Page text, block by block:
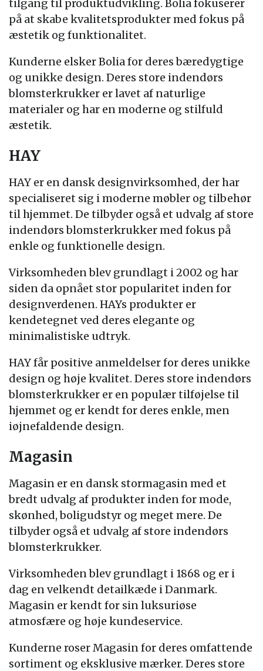
tilgang til produktudvikling. Bolia fokuserer
på at skabe kvalitetsprodukter med fokus på
æstetik og funktionalitet.
Kunderne elsker Bolia for deres bæredygtige
og unikke design. Deres store indendørs
blomsterkrukker er lavet af naturlige
materialer og har en moderne og stilfuld
æstetik.
HAY
HAY er en dansk designvirksomhed, der har
specialiseret sig i moderne møbler og tilbehør
til hjemmet. De tilbyder også et udvalg af store
indendørs blomsterkrukker med fokus på
enkle og funktionelle design.
Virksomheden blev grundlagt i 2002 og har
siden da opnået stor popularitet inden for
designverdenen. HAYs produkter er
kendetegnet ved deres elegante og
minimalistiske udtryk.
HAY får positive anmeldelser for deres unikke
design og høje kvalitet. Deres store indendørs
blomsterkrukker er en populær tilføjelse til
hjemmet og er kendt for deres enkle, men
iøjnefaldende design.
Magasin
Magasin er en dansk stormagasin med et
bredt udvalg af produkter inden for mode,
skønhed, boligudstyr og meget mere. De
tilbyder også et udvalg af store indendørs
blomsterkrukker.
Virksomheden blev grundlagt i 1868 og er i
dag en velkendt detailkæde i Danmark.
Magasin er kendt for sin luksuriøse
atmosfære og høje kundeservice.
Kunderne roser Magasin for deres omfattende
sortiment og eksklusive mærker. Deres store